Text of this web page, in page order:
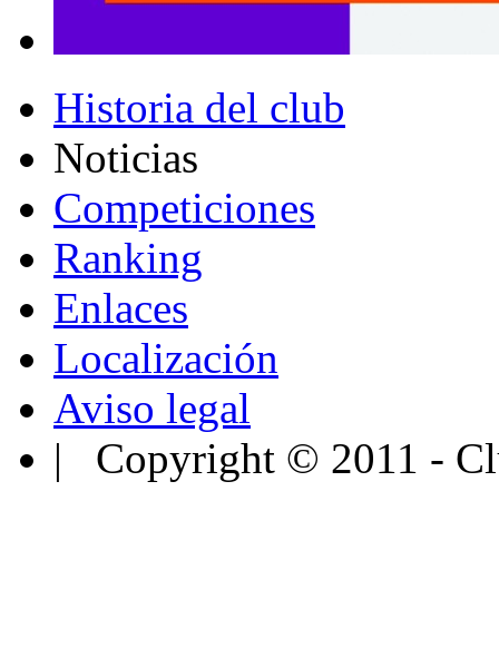
Historia del club
Noticias
Competiciones
Ranking
Enlaces
Localización
Aviso legal
| Copyright © 2011 -